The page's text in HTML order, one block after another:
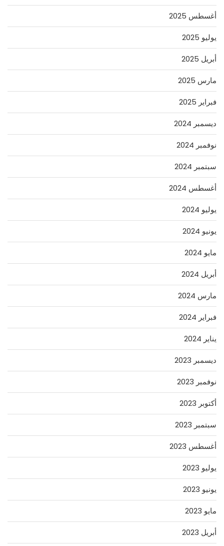
أغسطس 2025
يوليو 2025
أبريل 2025
مارس 2025
فبراير 2025
ديسمبر 2024
نوفمبر 2024
سبتمبر 2024
أغسطس 2024
يوليو 2024
يونيو 2024
مايو 2024
أبريل 2024
مارس 2024
فبراير 2024
يناير 2024
ديسمبر 2023
نوفمبر 2023
أكتوبر 2023
سبتمبر 2023
أغسطس 2023
يوليو 2023
يونيو 2023
مايو 2023
أبريل 2023